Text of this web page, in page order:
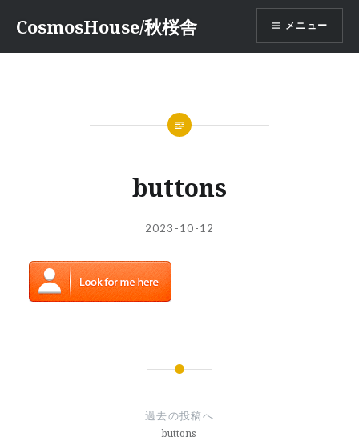
テ
CosmosHouse/秋桜舎 メニュー
buttons
投
者:
投
日:
2023-10-12
過去の投稿へ
buttons